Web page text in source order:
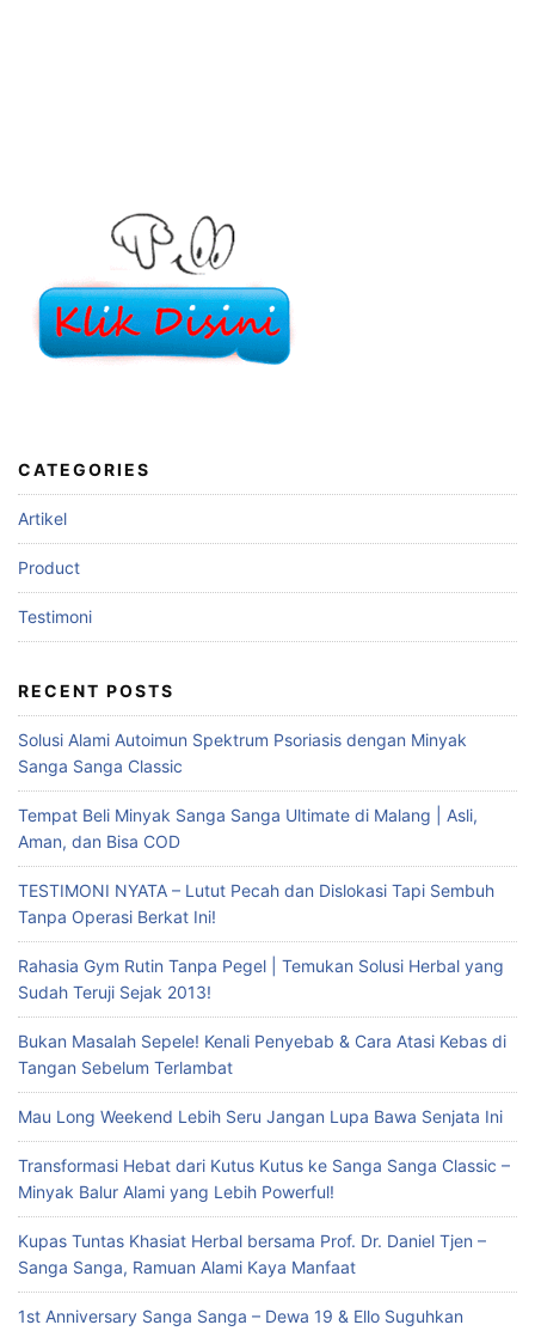
CATEGORIES
Artikel
Product
Testimoni
RECENT POSTS
Solusi Alami Autoimun Spektrum Psoriasis dengan Minyak
Sanga Sanga Classic
Tempat Beli Minyak Sanga Sanga Ultimate di Malang | Asli,
Aman, dan Bisa COD
TESTIMONI NYATA – Lutut Pecah dan Dislokasi Tapi Sembuh
Tanpa Operasi Berkat Ini!
Rahasia Gym Rutin Tanpa Pegel | Temukan Solusi Herbal yang
Sudah Teruji Sejak 2013!
Bukan Masalah Sepele! Kenali Penyebab & Cara Atasi Kebas di
Tangan Sebelum Terlambat
Mau Long Weekend Lebih Seru Jangan Lupa Bawa Senjata Ini
Transformasi Hebat dari Kutus Kutus ke Sanga Sanga Classic –
Minyak Balur Alami yang Lebih Powerful!
Kupas Tuntas Khasiat Herbal bersama Prof. Dr. Daniel Tjen –
Sanga Sanga, Ramuan Alami Kaya Manfaat
1st Anniversary Sanga Sanga – Dewa 19 & Ello Suguhkan